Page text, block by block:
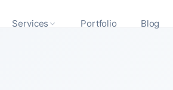
Services Portfolio Blog